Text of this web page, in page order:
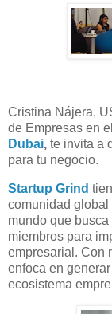
Cristina Nájera,
de Empresas en
Dubai, te invita a
para tu negocio.
Startup Grind
comunidad global
mundo que
miembros para
empresarial. Con
enfoca en
ecosistema